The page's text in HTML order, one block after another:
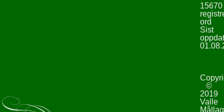
15670
ord
Sist
©
2019
Valle
Mållag